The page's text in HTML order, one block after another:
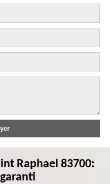
Raphael 83700: